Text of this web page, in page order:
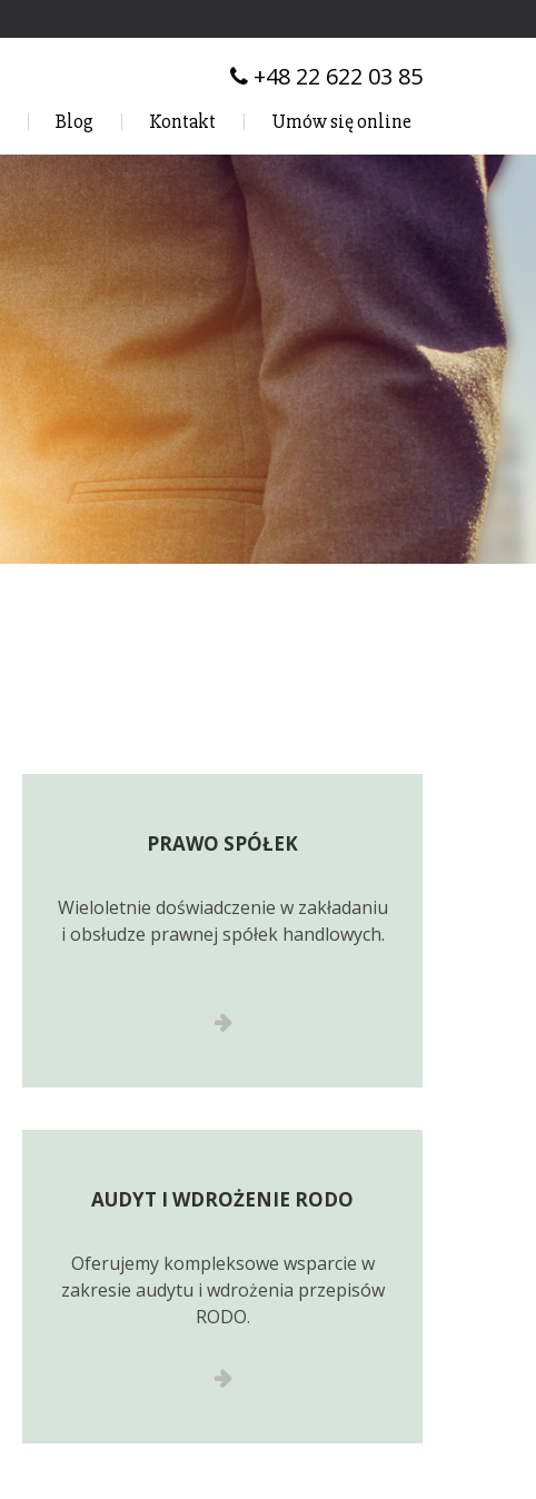
+48 22 622 03 85
Blog Kontakt Umów się online
PRAWO SPÓŁEK
Wieloletnie doświadczenie w zakładaniu
i obsłudze prawnej spółek handlowych.
AUDYT I WDROŻENIE RODO
Oferujemy kompleksowe wsparcie w
zakresie audytu i wdrożenia przepisów
RODO.